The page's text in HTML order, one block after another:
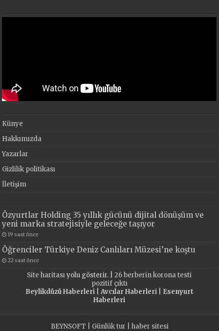
Künye
Hakkımızda
Yazarlar
Gizlilik politikası
İletişim
Özyurtlar Holding 35 yıllık gücünü dijital dönüşüm ve
yeni marka stratejisiyle geleceğe taşıyor
19 saat önce
Öğrenciler Türkiye Deniz Canlıları Müzesi’ne koştu
22 saat önce
Site haritasıyolu gösterir. |26 berberin korona testi
pozitif çıktı
Beylikdüzü Haberleri| Avcılar Haberleri| Esenyurt
Haberleri
BEYNSOFT Günlük tur haber sitesi